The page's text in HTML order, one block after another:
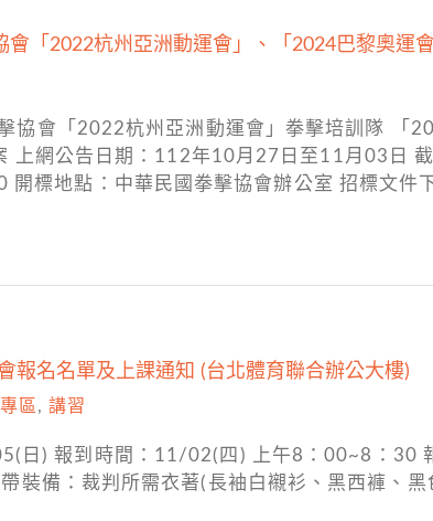
會「2022杭州亞洲動運會」、「2024巴黎奧運
協會「2022杭州亞洲動運會」拳擊培訓隊 「
上網公告日期：112年10月27日至11月03日
開標地點：中華民國拳擊協會辦公室 招標
報名名單及上課通知 (台北體育聯合辦公大樓)
區 ,講習
日) 報到時間：11/02(四) 上午8：00~8：30
裝備：裁判所需衣著(長袖白襯衫、黑西褲、